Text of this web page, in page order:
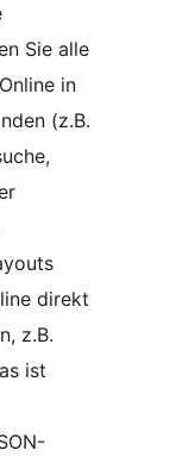
Sie alle
in
(z.B.
direkt
z.B.
ist